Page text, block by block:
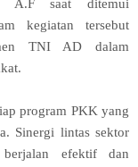
A.F saat ditemui
kegiatan tersebut
TNI AD dalam
program PKK yang
Sinergi lintas sektor
efektif dan